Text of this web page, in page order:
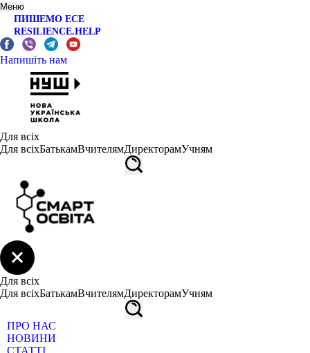
Меню
ПИШЕМО ЕСЕ
RESILIENCE.HELP
Напишіть нам
Для всіх
Для всіхБатькамВчителямДиректорамУчням
Для всіх
Для всіхБатькамВчителямДиректорамУчням
ПРО НАС
НОВИНИ
СТАТТІ